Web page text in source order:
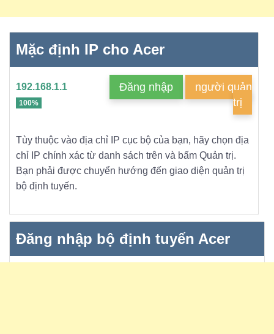
Mặc định IP cho Acer
192.168.1.1
100%
Đăng nhập
người quản
trị
Tùy thuộc vào địa chỉ IP cục bộ của bạn, hãy chọn địa
chỉ IP chính xác từ danh sách trên và bấm Quản trị.
Bạn phải được chuyển hướng đến giao diện quản trị
bộ định tuyến.
Đăng nhập bộ định tuyến Acer